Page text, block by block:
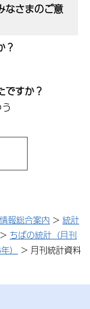
なさまのご意
？
ですか？
報総合案内 > 統計
> ちばの統計（月刊
）
> 月刊統計資料